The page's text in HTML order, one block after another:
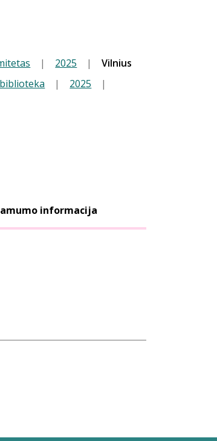
| 2025 |
Vilnius
| 2025
|
informacija